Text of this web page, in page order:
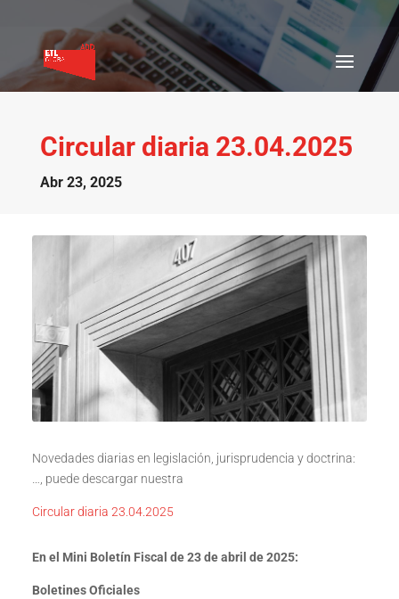
Circular diaria 23.04.2025
Abr 23, 2025
Novedades diarias en legislación, jurisprudencia y doctrina:
…, puede descargar nuestra
Circular diaria 23.04.2025
En el Mini Boletín Fiscal de 23 de abril de 2025:
Boletines Oficiales